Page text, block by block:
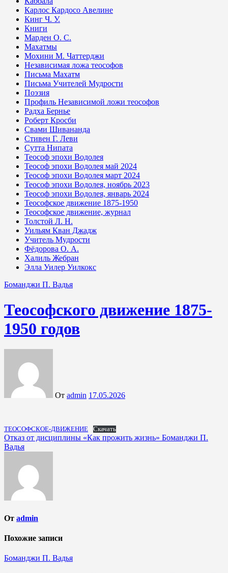
Карлос Кардосо Авелине
Кинг Ч. У.
Книги
Марден О. С.
Махатмы
Мохини М. Чаттерджи
Независимая ложа теософов
Письма Махатм
Письма Учителей Мудрости
Поэзия
Профиль Независимой ложи теософов
Радха Бернье
Роберт Кросби
Свами Шивананда
Стивен Г. Леви
Сутта Нипата
Теософ эпохи Водолея
Теософ эпохи Водолея май 2024
Теософ эпохи Водолея март 2024
Теософ эпохи Водолея, ноябрь 2023
Теософ эпохи Водолея, январь 2024
Теософское движение 1875-1950
Теософское движение, журнал
Толстой Л. Н.
Уильям Кван Джадж
Учитель Мудрости
Фёдорова О. А.
Халиль Жебран
Элла Уилер Уилкокс
Боманджи П. Вадья
Теософского движение 1875-
1950 годов
От admin 17.05.2026
ТЕОСОФСКОЕ-ДВИЖЕНИЕ Скачать
Навигация
по
записям
Отказ от дисциплины «Как прожить жизнь» Боманджи П.
Вадья
От admin
Похожие записи
Боманджи П. Вадья